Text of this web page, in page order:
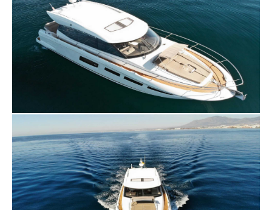
Sätt segel med stil med vår exklusiva
yachtuthyrning i Puerto Banus, Marbella. Oavsett
om du firar ett speciellt tillfälle, njuter av en dag
med vänner eller letar efter den ultimata
romantiska tillflyktsorten, erbjuder vi lyxiga yachter
för alla behov.
- Ungkarls- och möhippor: Fira i sann Marbella-stil
med en privat fest på vattnet!
- Födelsedagar: Gör din dag extra speciell med en
lyxig yachtupplevelse.
- Romantiska resor: En lugn tillflyktsort för två, med